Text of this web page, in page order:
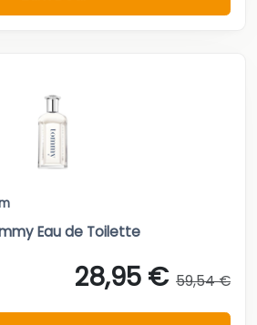
Eau de Toilette
28,95 € 59,54 €